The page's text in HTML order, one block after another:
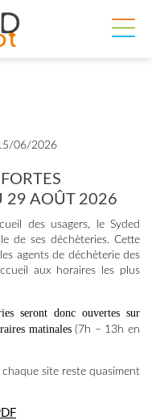
06/2026
29 AOÛT 2026
des usagers, le Syded
de ses déchèteries. Cette
agents de déchèterie des
aux horaires les plus
seront donc ouvertes sur
matinales(7h – 13h en
site reste quasiment